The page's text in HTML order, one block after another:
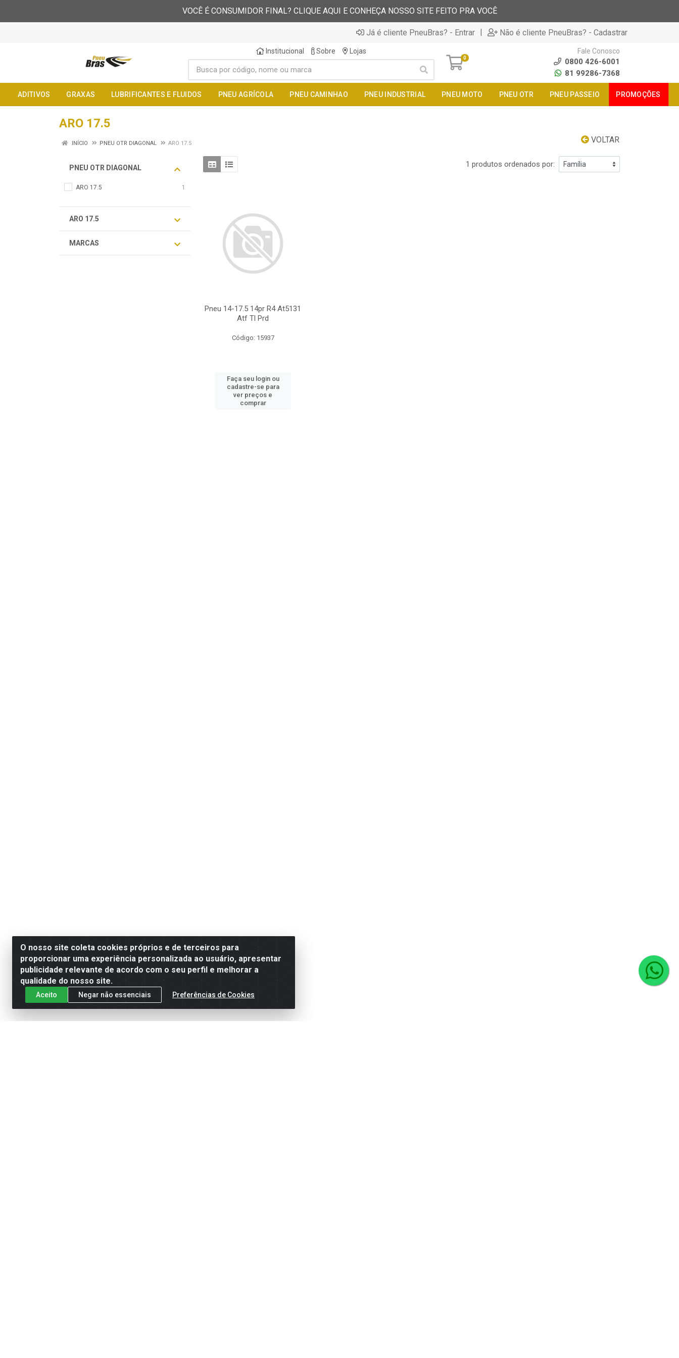
VOCÊ É CONSUMIDOR FINAL? CLIQUE AQUI E CONHEÇA NOSSO SITE FEITO PRA VOCÊ
Já é cliente PneuBras? - Entrar | Não é cliente PneuBras? - Cadastrar
Institucional Sobre Lojas
0
Fale Conosco
0800 426-6001
81 99286-7368
ADITIVOS GRAXAS LUBRIFICANTES E FLUIDOS PNEU AGRÍCOLA PNEU CAMINHAO PNEU INDUSTRIAL PNEU MOTO PNEU OTR PNEU PASSEIO PROMOÇÕES
ARO 17.5
VOLTAR
INÍCIO PNEU OTR DIAGONAL ARO 17.5
PNEU OTR DIAGONAL
ARO 17.5 1
ARO 17.5
MARCAS
1 produtos ordenados por:
Pneu 14-17.5 14pr R4 At5131
Atf Tl Prd
Código: 15937
Faça seu login ou
cadastre-se para
ver preços e
comprar
O nosso site coleta cookies próprios e de terceiros para
proporcionar uma experiência personalizada ao usuário, apresentar
publicidade relevante de acordo com o seu perfil e melhorar a
qualidade do nosso site.
Aceito Negar não essenciais Preferências de Cookies